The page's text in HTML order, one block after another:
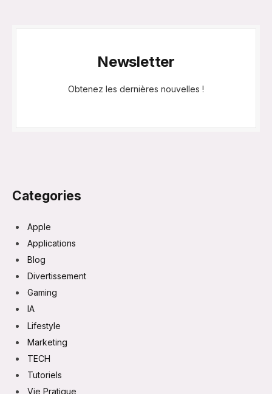
Newsletter
Obtenez les dernières nouvelles !
Categories
Apple
Applications
Blog
Divertissement
Gaming
IA
Lifestyle
Marketing
TECH
Tutoriels
Vie Pratique